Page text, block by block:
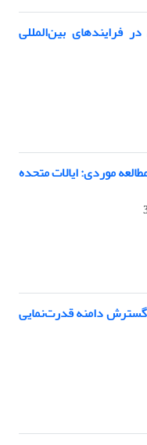
فرایندهای بین‌المللی
موردی: ایالات متحده
گسترش دامنه قدرت‌نمایی